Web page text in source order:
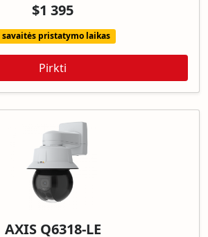
$1 395
savaitės pristatymo laikas
Pirkti
AXIS Q6318-LE